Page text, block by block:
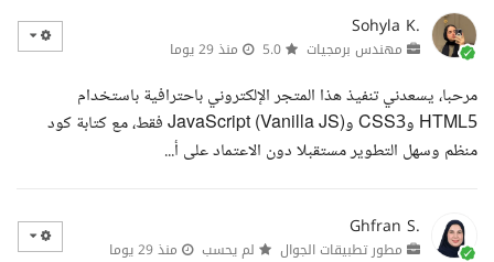
Sohyla K.
مهندس برمجيات منذ 29 يوما
مرحبا، يسعدني تنفيذ هذا المتجر الإلكتروني باحترافية باستخدام
HTML5 وCSS3 وJavaScript (Vanilla JS) فقط، مع كتابة كود
منظم وسهل التطوير مستقبلا دون الاعتماد على أ...
Ghfran S.
مطور تطبيقات الجوال لم يحسب منذ 29 يوما